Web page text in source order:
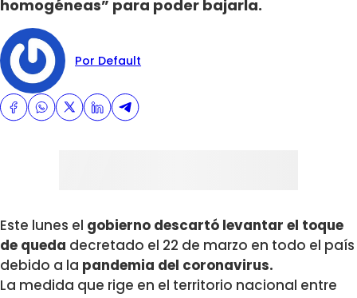
homogéneas” para poder bajarla.
Por Default
Este lunes el gobierno descartó levantar el toque
de queda decretado el 22 de marzo en todo el país
debido a la pandemia del coronavirus.
La medida que rige en el territorio nacional entre